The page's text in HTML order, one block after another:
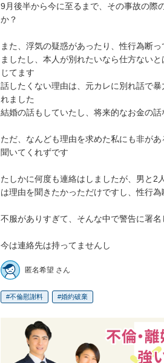
9月後半から今に至るまで、その事故の際
か？
また、浮気の疑惑があったり、性行為断
ましたし、本人が別れたいなら仕方ない
じてます
話したくない理由は、元カレに別れ話で
れました
結婚の話もしていたし、将来的なお金の
ただ、なんども理由を求めた私にも非が
聞いてくれずです
たしかに何度も連絡はしましたが、男と2
は理由を聞きたかっただけですし、性行
不服がありすぎて、そんな中で警告に署
今は連絡先は持ってませんし
匿名希望 さん
不倫慰謝料 婚約破棄